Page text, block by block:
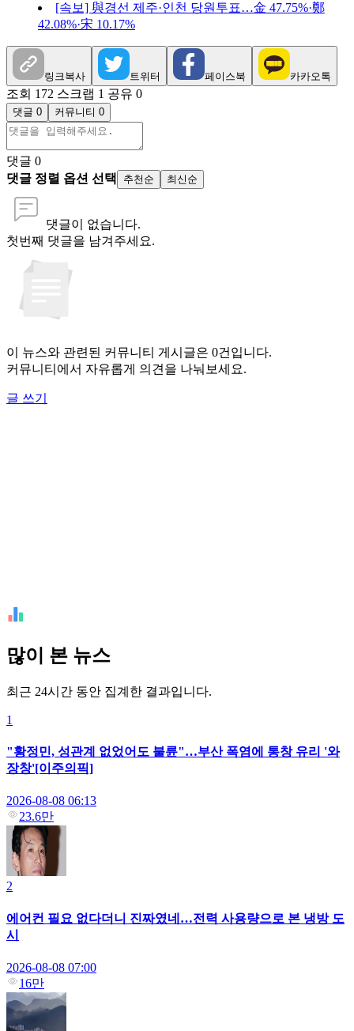
[속보] 與경선 제주·인천 당원투표…金 47.75%·鄭
42.08%·宋 10.17%
링크복사 트위터 페이스북 카카오톡
조회 172 스크랩 1 공유 0
댓글 0 커뮤니티 0
댓글 0
댓글 정렬 옵션 선택
추천순 최신순
댓글이 없습니다.
첫번째 댓글을 남겨주세요.
이 뉴스와 관련된 커뮤니티 게시글은 0건입니다.
커뮤니티에서 자유롭게 의견을 나눠보세요.
글 쓰기
많이 본 뉴스
최근 24시간 동안 집계한 결과입니다.
1
"황정민, 성관계 없었어도 불륜"…부산 폭염에 통창 유리 '와
장창'[이주의픽]
2026-08-08 06:13
23.6만
2
에어컨 필요 없다더니 진짜였네…전력 사용량으로 본 냉방 도
시
2026-08-08 07:00
16만